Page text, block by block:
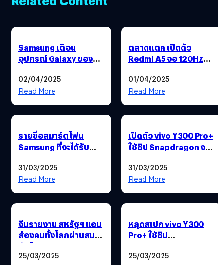
Samsung เตือน
อุปกรณ์ Galaxy ของ
ปลอมล้นตลาดแล้ว
02/04/2025
Read More
ตลาดแตก เปิดตัว
Redmi A5 จอ 120Hz
2,699 บาท !
01/04/2025
Read More
รายชื่อสมาร์ตโฟน
Samsung ที่จะได้รับ
อัปเดต One UI 7 รอบ
เดือนเมษายนนี้
31/03/2025
Read More
เปิดตัว vivo Y300 Pro+
ใช้ชิป Snapdragon จอ
mAh เพียง 8,400 บาท
31/03/2025
Read More
จีนรายงาน สหรัฐฯ แอบ
ส่องคนทั้งโลกผ่านสมา
ร์ตโฟน
25/03/2025
หลุดสเปก vivo Y300
Pro+ ใช้ชิป
120Hz ชาร์​จไว 90W
25/03/2025